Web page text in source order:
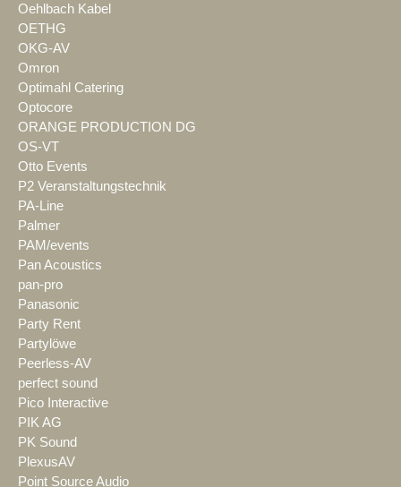
Oehlbach Kabel
OETHG
OKG-AV
Omron
Optimahl Catering
Optocore
ORANGE PRODUCTION DG
OS-VT
Otto Events
P2 Veranstaltungstechnik
PA-Line
Palmer
PAM/events
Pan Acoustics
pan-pro
Panasonic
Party Rent
Partylöwe
Peerless-AV
perfect sound
Pico Interactive
PIK AG
PK Sound
PlexusAV
Point Source Audio